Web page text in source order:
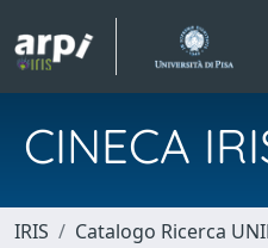
CINECA
IRIS Catalogo Ricerca